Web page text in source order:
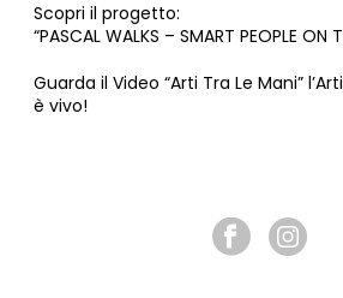
Scopri il progetto:
“PASCAL WALKS – SMART PEOPLE ON
Guarda il Video “Arti Tra Le Mani”
è vivo!